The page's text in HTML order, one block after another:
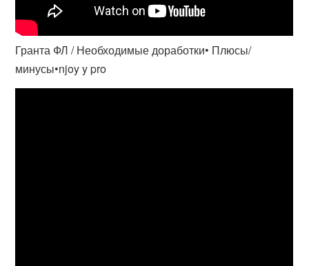
Гранта ФЛ / Необходимые доработки• Плюсы/
минусы•njoy y pro